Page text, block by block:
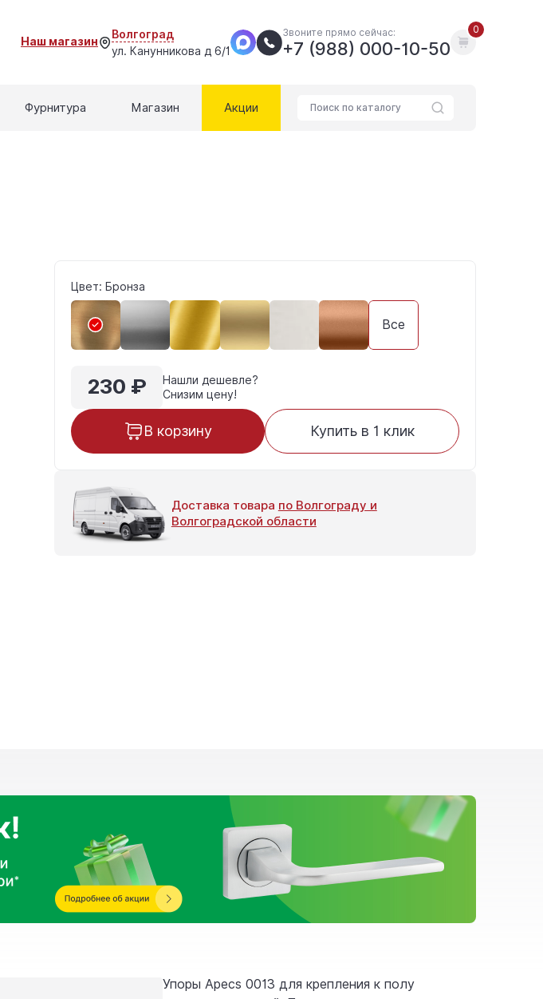
Наш магазин Волгоград
ул. Канунникова д 6/1
Звоните прямо сейчас:
+7 (988) 000-10-50
0
Фурнитура Магазин Акции
Цвет: Бронза
Все
230 ₽
Нашли дешевле?
Снизим цену!
В корзину Купить в 1 клик
Доставка товара по Волгограду и
Волгоградской области
Упоры Apecs 0013 для крепления к полу